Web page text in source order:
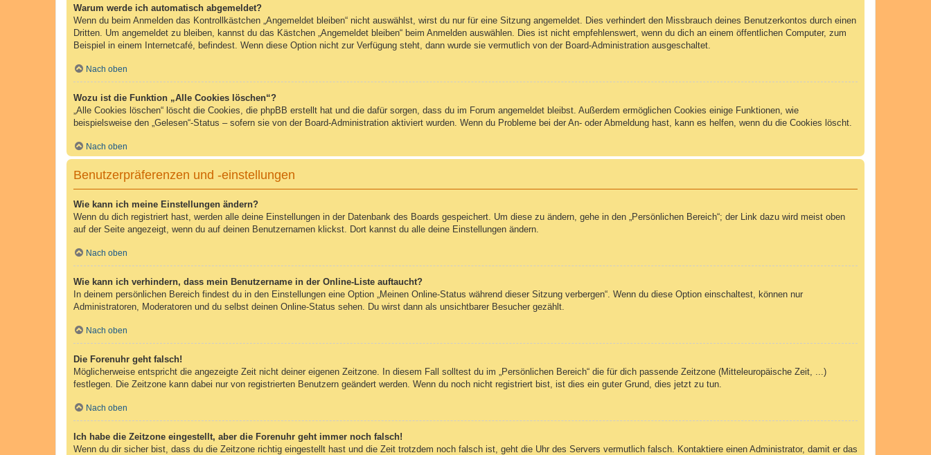
Warum werde ich automatisch abgemeldet?
Wenn du beim Anmelden das Kontrollkästchen „Angemeldet bleiben“ nicht auswählst, wirst du nur für eine Sitzung angemeldet. Dies verhindert den Missbrauch deines Benutzerkontos durch einen
Dritten. Um angemeldet zu bleiben, kannst du das Kästchen „Angemeldet bleiben“ beim Anmelden auswählen. Dies ist nicht empfehlenswert, wenn du dich an einem öffentlichen Computer, zum
Beispiel in einem Internetcafé, befindest. Wenn diese Option nicht zur Verfügung steht, dann wurde sie vermutlich von der Board-Administration ausgeschaltet.
Nach oben
Wozu ist die Funktion „Alle Cookies löschen“?
„Alle Cookies löschen“ löscht die Cookies, die phpBB erstellt hat und die dafür sorgen, dass du im Forum angemeldet bleibst. Außerdem ermöglichen Cookies einige Funktionen, wie
beispielsweise den „Gelesen“-Status – sofern sie von der Board-Administration aktiviert wurden. Wenn du Probleme bei der An- oder Abmeldung hast, kann es helfen, wenn du die Cookies löscht.
Nach oben
Benutzerpräferenzen und -einstellungen
Wie kann ich meine Einstellungen ändern?
Wenn du dich registriert hast, werden alle deine Einstellungen in der Datenbank des Boards gespeichert. Um diese zu ändern, gehe in den „Persönlichen Bereich“; der Link dazu wird meist oben
auf der Seite angezeigt, wenn du auf deinen Benutzernamen klickst. Dort kannst du alle deine Einstellungen ändern.
Nach oben
Wie kann ich verhindern, dass mein Benutzername in der Online-Liste auftaucht?
In deinem persönlichen Bereich findest du in den Einstellungen eine Option „Meinen Online-Status während dieser Sitzung verbergen“. Wenn du diese Option einschaltest, können nur
Administratoren, Moderatoren und du selbst deinen Online-Status sehen. Du wirst dann als unsichtbarer Besucher gezählt.
Nach oben
Die Forenuhr geht falsch!
Möglicherweise entspricht die angezeigte Zeit nicht deiner eigenen Zeitzone. In diesem Fall solltest du im „Persönlichen Bereich“ die für dich passende Zeitzone (Mitteleuropäische Zeit, ...)
festlegen. Die Zeitzone kann dabei nur von registrierten Benutzern geändert werden. Wenn du noch nicht registriert bist, ist dies ein guter Grund, dies jetzt zu tun.
Nach oben
Ich habe die Zeitzone eingestellt, aber die Forenuhr geht immer noch falsch!
Wenn du dir sicher bist, dass du die Zeitzone richtig eingestellt hast und die Zeit trotzdem noch falsch ist, geht die Uhr des Servers vermutlich falsch. Kontaktiere einen Administrator, damit er das